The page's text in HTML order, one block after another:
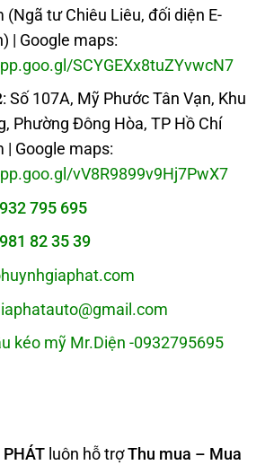
(Ngã tư Chiêu Liêu, đối diện E-
| Google maps:
SCYGEXx8tuZYvwcN7
107A, Mỹ Phước Tân Vạn, Khu
Phường Đông Hòa, TP Hồ Chí
| Google maps:
vV8R9899v9Hj7PwX7
795 695
82 35 39
kéo mỹ Mr.Diện -0932795695
PHÁT luôn hỗ trợThu mua – Mua